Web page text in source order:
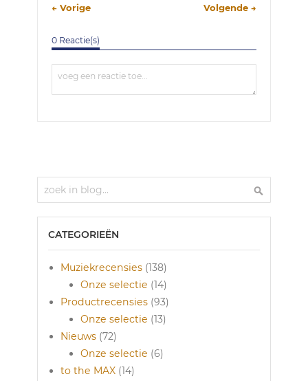
← Vorige Volgende →
0 Reactie(s)
CATEGORIEËN
Muziekrecensies (138)
Onze selectie (14)
Productrecensies (93)
Onze selectie (13)
Nieuws (72)
Onze selectie (6)
to the MAX (14)